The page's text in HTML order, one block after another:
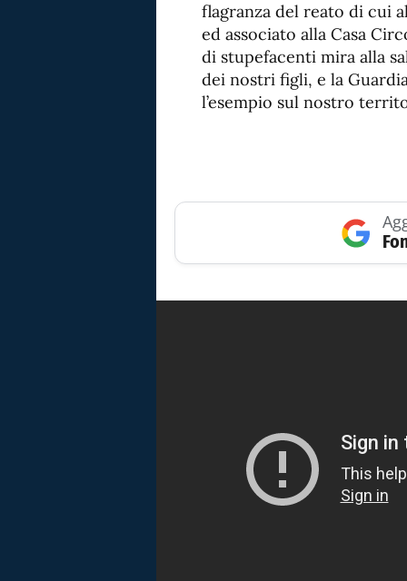
flagranza del reato di cui
ed associato alla Casa
di stupefacenti mira alla
dei nostri figli, e la
l’esempio sul nostro